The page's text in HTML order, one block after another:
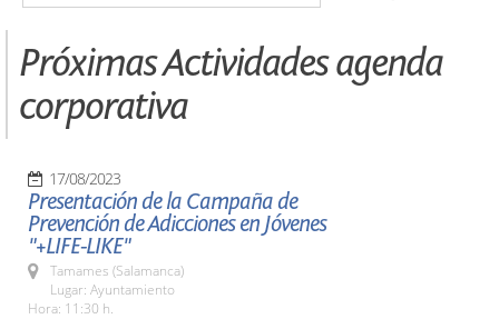
Próximas Actividades agenda
corporativa
17/08/2023
Presentación de la Campaña de
Prevención de Adicciones en Jóvenes
"+LIFE-LIKE"
Tamames (Salamanca)
Lugar: Ayuntamiento
Hora: 11:30 h.